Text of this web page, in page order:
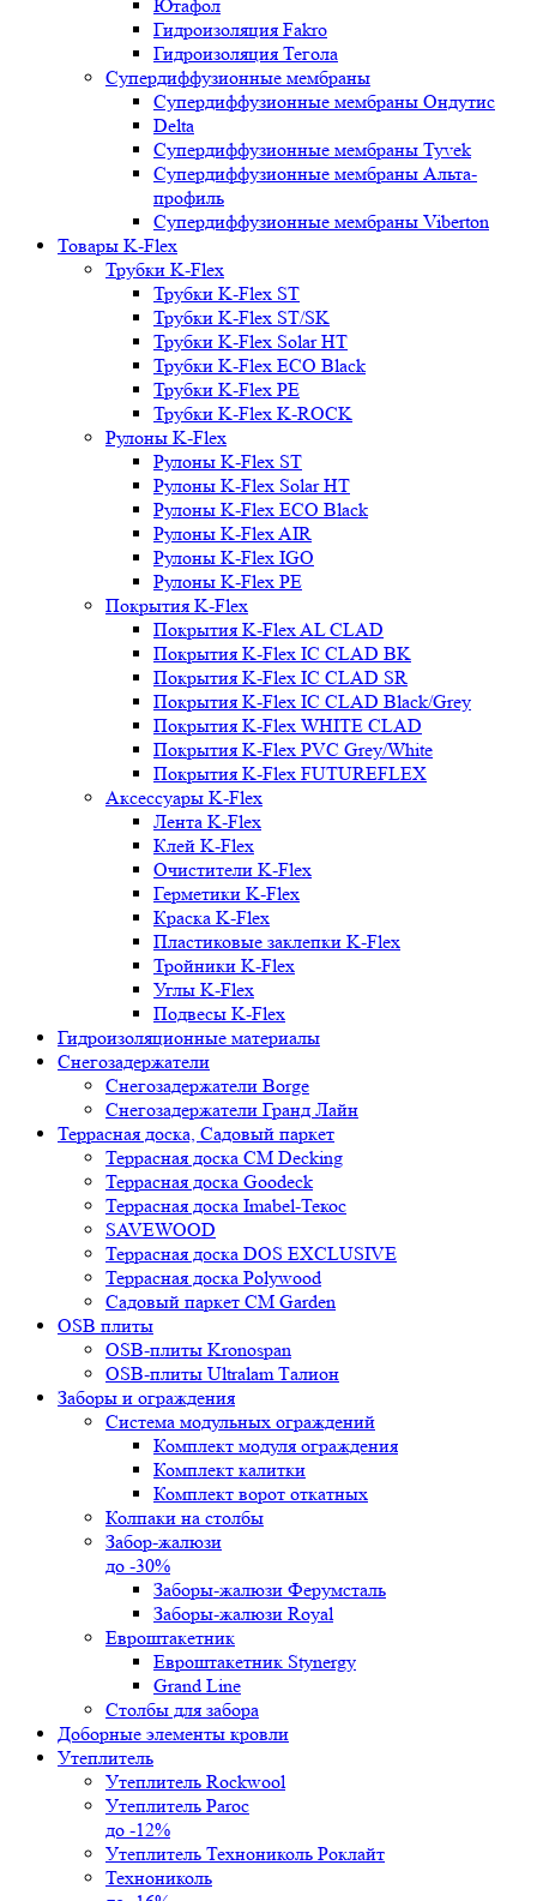
Ютафол
Гидроизоляция Fakro
Гидроизоляция Тегола
Супердиффузионные мембраны
Супердиффузионные мембраны Ондутис
Delta
Супердиффузионные мембраны Tyvek
Супердиффузионные мембраны Альта-
профиль
Супердиффузионные мембраны Viberton
Товары K-Flex
Трубки K-Flex
Трубки K-Flex ST
Трубки K-Flex ST/SK
Трубки K-Flex Solar HT
Трубки K-Flex ECO Black
Трубки K-Flex PE
Трубки K-Flex K-ROCK
Рулоны K-Flex
Рулоны K-Flex ST
Рулоны K-Flex Solar HT
Рулоны K-Flex ECO Black
Рулоны K-Flex AIR
Рулоны K-Flex IGO
Рулоны K-Flex PE
Покрытия K-Flex
Покрытия K-Flex AL CLAD
Покрытия K-Flex IC CLAD BK
Покрытия K-Flex IC CLAD SR
Покрытия K-Flex IC CLAD Black/Grey
Покрытия K-Flex WHITE CLAD
Покрытия K-Flex PVC Grey/White
Покрытия K-Flex FUTUREFLEX
Аксессуары K-Flex
Лента K-Flex
Клей K-Flex
Очистители K-Flex
Герметики K-Flex
Краска K-Flex
Пластиковые заклепки K-Flex
Тройники K-Flex
Углы K-Flex
Подвесы K-Flex
Гидроизоляционные материалы
Снегозадержатели
Снегозадержатели Borge
Снегозадержатели Гранд Лайн
Террасная доска, Садовый паркет
Террасная доска CM Decking
Террасная доска Goodeck
Террасная доска Imabel-Текос
SAVEWOOD
Террасная доска DOS EXCLUSIVE
Террасная доска Polywood
Садовый паркет CM Garden
OSB плиты
OSB-плиты Kronospan
OSB-плиты Ultralam Талион
Заборы и ограждения
Система модульных ограждений
Комплект модуля ограждения
Комплект калитки
Комплект ворот откатных
Колпаки на столбы
Забор-жалюзи
до -30%
Заборы-жалюзи Ферумсталь
Заборы-жалюзи Royal
Евроштакетник
Евроштакетник Stynergy
Grand Line
Столбы для забора
Доборные элементы кровли
Утеплитель
Утеплитель Rockwool
Утеплитель Paroc
до -12%
Утеплитель Технониколь Роклайт
Технониколь